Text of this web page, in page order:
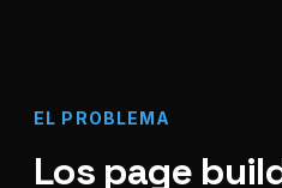
EL PROBLEMA
Los page